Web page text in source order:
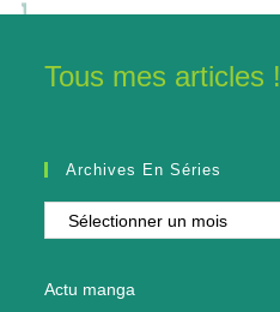
Tous mes articles !
Archives En Séries
Archives
en
Actu manga